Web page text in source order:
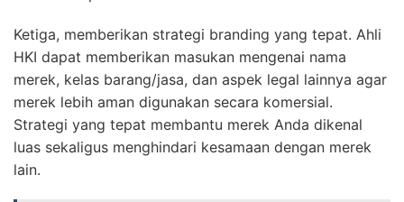
Ketiga, memberikan strategi branding yang tepat. Ahli
HKI dapat memberikan masukan mengenai nama
merek, kelas barang/jasa, dan aspek legal lainnya agar
merek lebih aman digunakan secara komersial.
Strategi yang tepat membantu merek Anda dikenal
luas sekaligus menghindari kesamaan dengan merek
lain.